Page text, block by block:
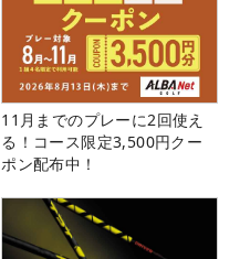
11月までのプレーに2回使え
る！コース限定3,500円クー
ポン配布中！